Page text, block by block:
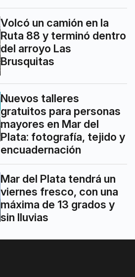
Volcó un camión en la
Ruta 88 y terminó dentro
del arroyo Las
Brusquitas
Nuevos talleres
gratuitos para personas
mayores en Mar del
Plata: fotografía, tejido y
encuadernación
Mar del Plata tendrá un
viernes fresco, con una
máxima de 13 grados y
sin lluvias